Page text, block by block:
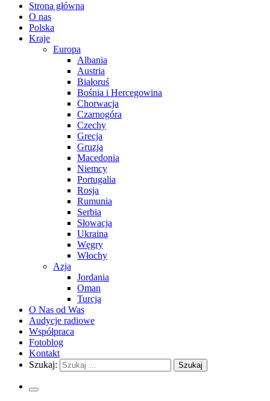
Strona główna
O nas
Polska
Kraje
Europa
Albania
Austria
Białoruś
Bośnia i Hercegowina
Chorwacja
Czarnogóra
Czechy
Grecja
Gruzja
Macedonia
Niemcy
Portugalia
Rosja
Rumunia
Serbia
Słowacja
Ukraina
Węgry
Włochy
Azja
Jordania
Oman
Turcja
O Nas od Was
Audycje radiowe
Współpraca
Fotoblog
Kontakt
Szukaj: